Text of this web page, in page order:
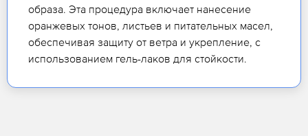
образа. Эта процедура включает нанесение
оранжевых тонов, листьев и питательных масел,
обеспечивая защиту от ветра и укрепление, с
использованием гель-лаков для стойкости.